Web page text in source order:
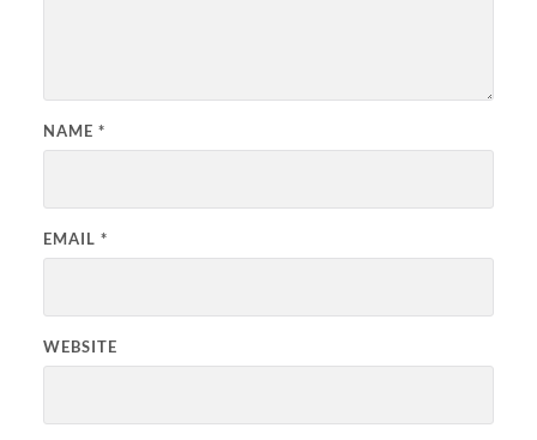
NAME *
EMAIL *
WEBSITE